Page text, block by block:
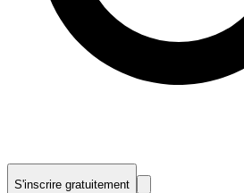
S'inscrire gratuitement